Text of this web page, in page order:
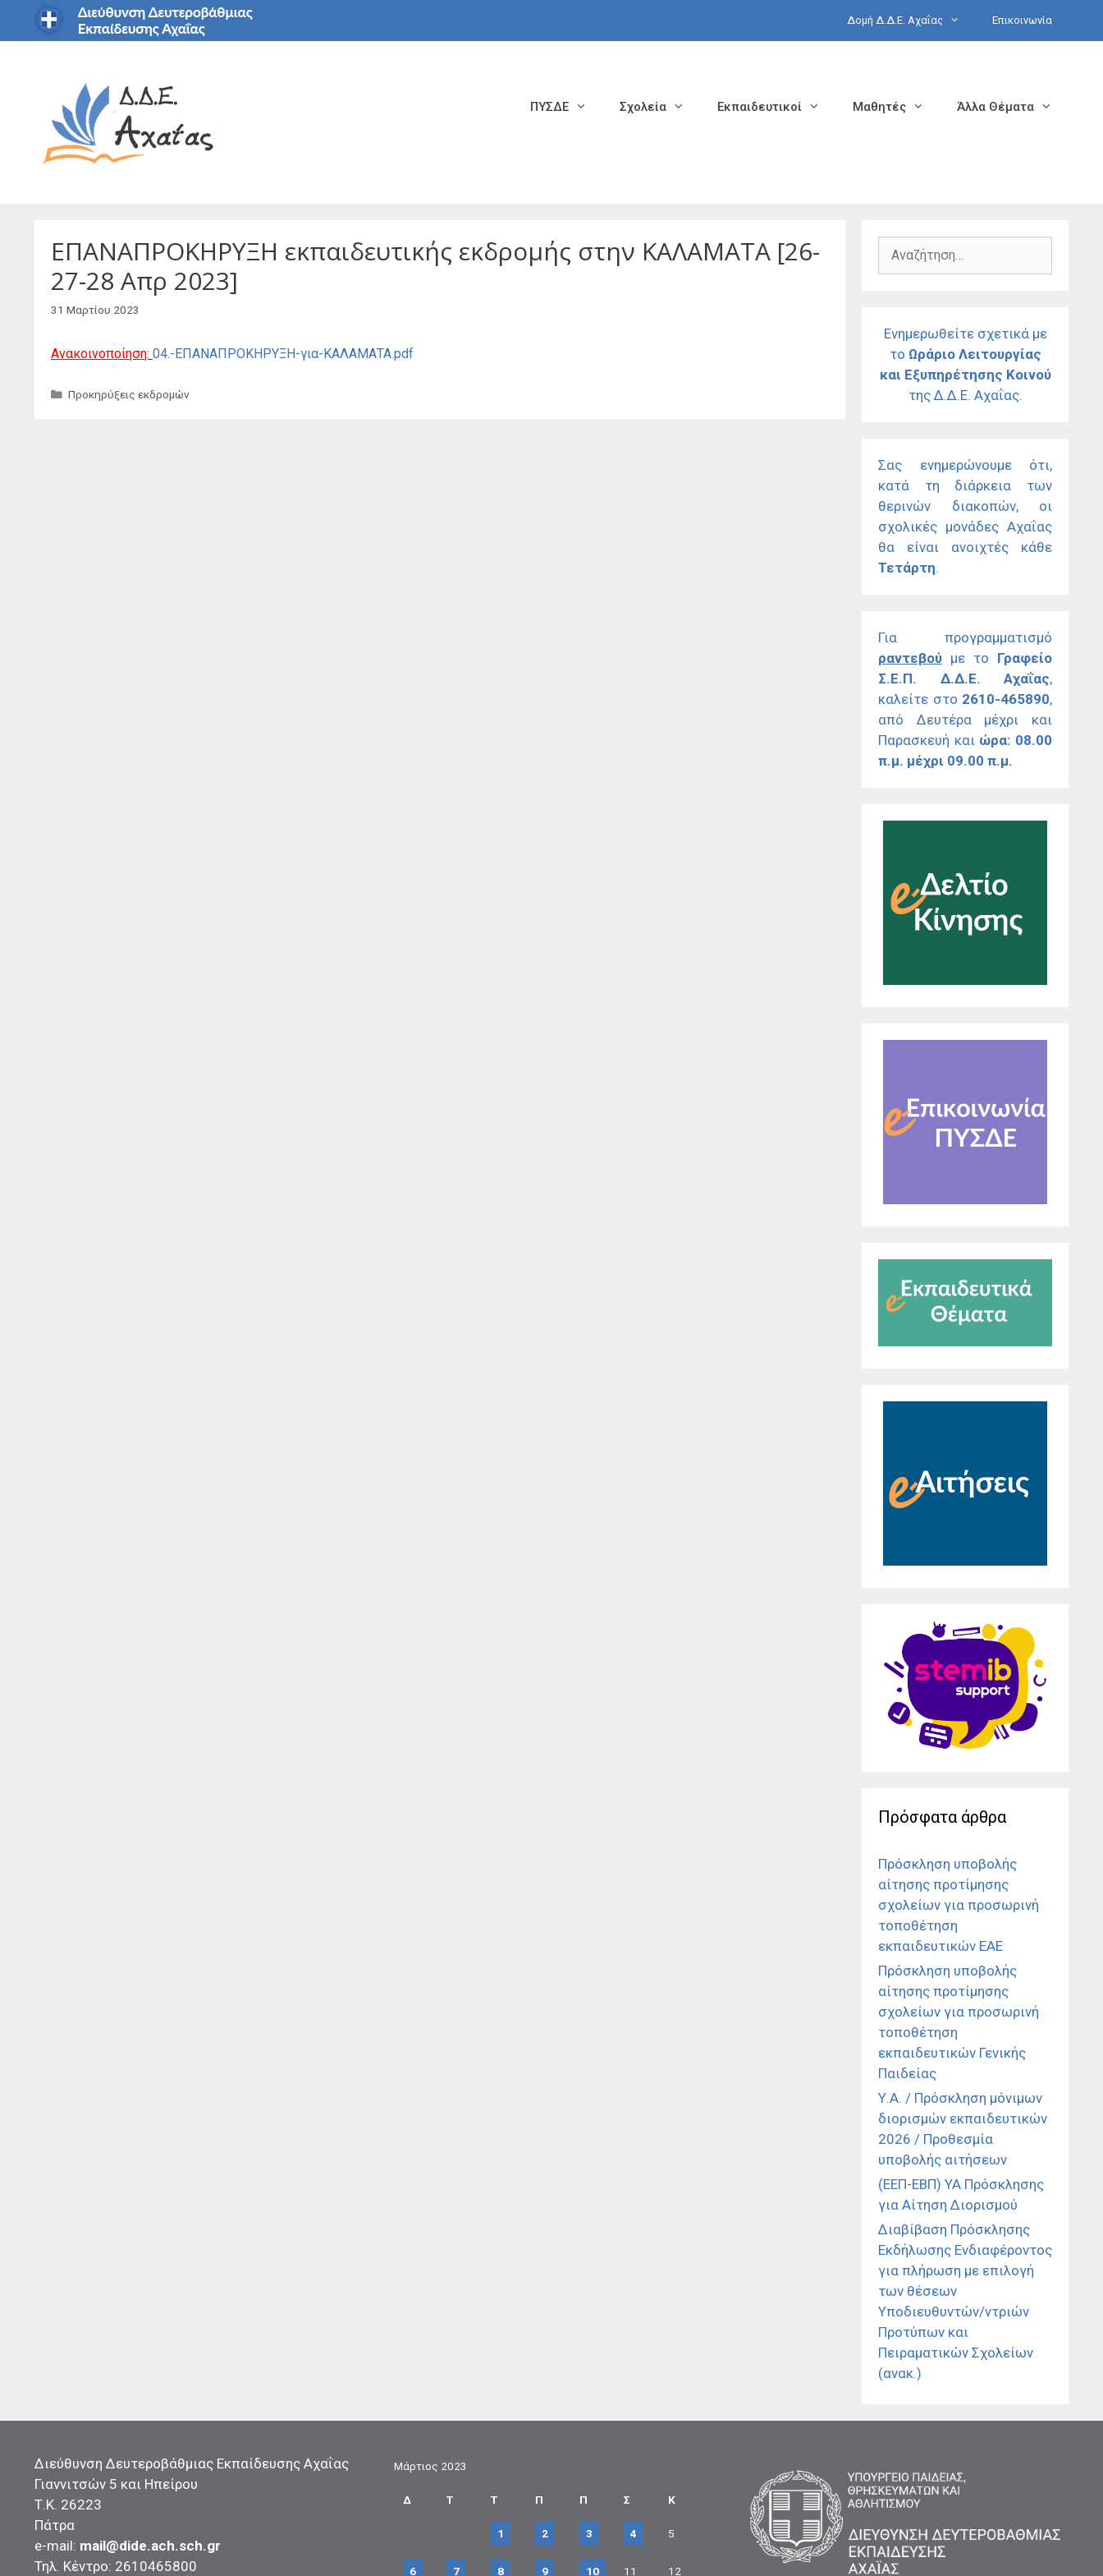
Μετάβαση
Δομή Δ.Δ.Ε. Αχαΐας Επικοινωνία
ΠΥΣΔΕ Σχολεία Εκπαιδευτικοί Μαθητές Άλλα Θέματα
ΕΠΑΝΑΠΡΟΚΗΡΥΞΗ εκπαιδευτικής εκδρομής στην ΚΑΛΑΜΑΤΑ [26-
27-28 Απρ 2023]
31 Μαρτίου 2023
Ανακοινοποίηση: 04.-ΕΠΑΝΑΠΡΟΚΗΡΥΞΗ-για-ΚΑΛΑΜΑΤΑ.pdf
Κατηγορίες
Προκηρύξεις εκδρομών
Αναζήτηση
Ενημερωθείτε σχετικά με
το Ωράριο Λειτουργίας
και Εξυπηρέτησης Κοινού
της Δ.Δ.Ε. Αχαΐας.
Σας ενημερώνουμε ότι,
κατά τη διάρκεια των
θερινών διακοπών, οι
σχολικές μονάδες Αχαΐας
θα είναι ανοιχτές κάθε
Τετάρτη.
Για προγραμματισμό
ραντεβού με το Γραφείο
Σ.Ε.Π. Δ.Δ.Ε. Αχαΐας,
καλείτε στο 2610-465890,
από Δευτέρα μέχρι και
Παρασκευή και ώρα: 08.00
π.μ. μέχρι 09.00 π.μ.
Πρόσφατα άρθρα
Πρόσκληση υποβολής
αίτησης προτίμησης
σχολείων για προσωρινή
τοποθέτηση
εκπαιδευτικών ΕΑΕ
Πρόσκληση υποβολής
αίτησης προτίμησης
σχολείων για προσωρινή
τοποθέτηση
εκπαιδευτικών Γενικής
Παιδείας
Υ.Α. / Πρόσκληση μόνιμων
διορισμών εκπαιδευτικών
2026 / Προθεσμία
υποβολής αιτήσεων
(ΕΕΠ-ΕΒΠ) ΥΑ Πρόσκλησης
για Αίτηση Διορισμού
Διαβίβαση Πρόσκλησης
Εκδήλωσης Ενδιαφέροντος
για πλήρωση με επιλογή
των θέσεων
Υποδιευθυντών/ντριών
Προτύπων και
Πειραματικών Σχολείων
(ανακ.)
Διεύθυνση Δευτεροβάθμιας Εκπαίδευσης Αχαΐας
Γιαννιτσών 5 και Ηπείρου
Τ.Κ. 26223
Πάτρα
e-mail: mail@dide.ach.sch.gr
Τηλ. Κέντρο: 2610465800
Μάρτιος 2023
Δ Τ Τ Π Π Σ Κ
1 2 3 4 5
6 7 8 9 10 11 12